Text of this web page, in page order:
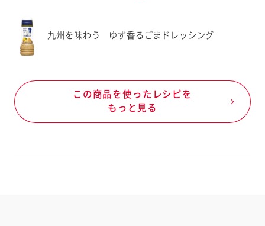
九州を味わう ゆず香るごまドレッシング
この商品を使ったレシピを
もっと見る